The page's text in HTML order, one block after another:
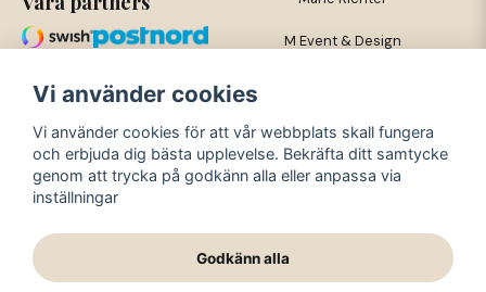
M Event & Design
281 53 Finja
org nr: 720419-3564
Vi använder cookies
Vi använder cookies för att vår webbplats skall fungera
och erbjuda dig bästa upplevelse. Bekräfta ditt samtycke
genom att trycka på godkänn alla eller anpassa via
inställningar
Godkänn alla